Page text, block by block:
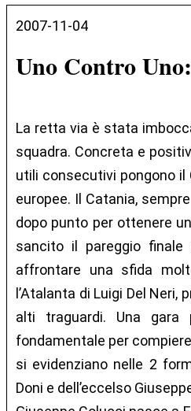
2007-11-04
Uno Contro
La retta via è stata
squadra. Concreta e
utili consecutivi pongono
europee. Il Catania,
dopo punto per ottenere
sancito il pareggio
affrontare una sfida
l’Atalanta di Luigi Del
alti traguardi. Una
fondamentale per
si evidenziano nelle 2
Doni e dell’eccelso